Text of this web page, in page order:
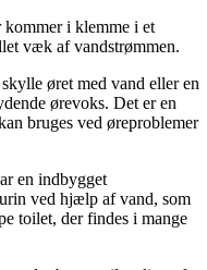
i klemme i et
væk af vandstrømmen.
øret med vand eller en
ørevoks. Det er en
bruges ved øreproblemer
en indbygget
ved hjælp af vand, som
toilet, der findes i mange